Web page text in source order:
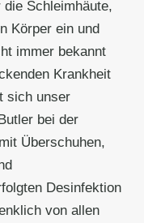
Schleimhäute,
Körper ein und
immer bekannt
Krankheit
sich unser
bei der
Überschuhen,
Desinfektion
von allen